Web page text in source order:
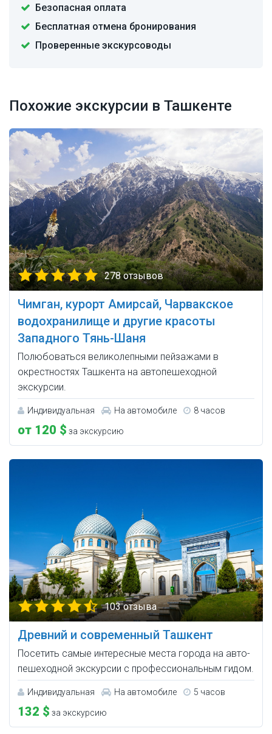
Безопасная оплата
Бесплатная отмена бронирования
Проверенные экскурсоводы
Похожие экскурсии в Ташкенте
278 отзывов
Чимган, курорт Амирсай, Чарвакское
водохранилище и другие красоты
Западного Тянь-Шаня
Полюбоваться великолепными пейзажами в
окрестностях Ташкента на автопешеходной
экскурсии.
Индивидуальная На автомобиле 8 часов
от 120 $ за экскурсию
103 отзыва
Древний и современный Ташкент
Посетить самые интересные места города на авто-
пешеходной экскурсии с профессиональным гидом.
Индивидуальная На автомобиле 5 часов
132 $ за экскурсию